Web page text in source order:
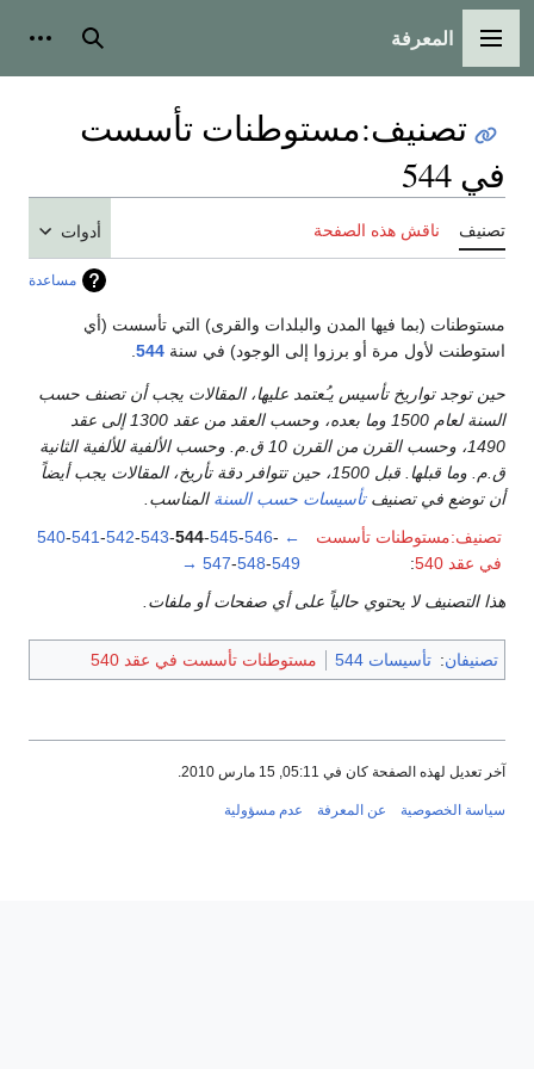
القائمة الرئيسية
المعرفة بحث
تصنيف:مستوطنات تأسست
في 544
تصنيف ناقش هذه الصفحة أدوات
مساعدة
مستوطنات (بما فيها المدن والبلدات والقرى) التي تأسست (أي
استوطنت لأول مرة أو برزوا إلى الوجود) في سنة 544
حين توجد تواريخ تأسيس يـُعتمد عليها، المقالات يجب أن تصنف حسب
السنة لعام 1500 وما بعده، وحسب العقد من عقد 1300 إلى عقد
1490، وحسب القرن من القرن 10 ق.م. وحسب الألفية للألفية الثانية
ق.م. وما قبلها. قبل 1500، حين تتوافر دقة تأريخ، المقالات يجب أيضاً
أن توضع في تصنيفتأسيسات حسب السنة المناسب.
تصنيف:مستوطنات تأسست
في عقد 540
:
←
540-541-542-543-544-545-546-
547-548-549
→
هذا التصنيف لا يحتوي حالياً على أي صفحات أو ملفات.
تصنيفان: تأسيسات 544 مستوطنات تأسست في عقد 540
آخر تعديل لهذه الصفحة كان في 05:11, 15 مارس 2010.
سياسة الخصوصية عن المعرفة عدم مسؤولية